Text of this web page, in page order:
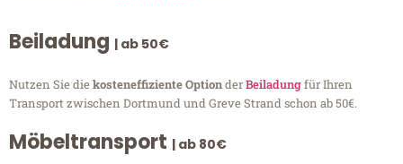
Beiladung | ab 50€
Nutzen Sie diekosteneffiziente OptionderBeiladungfür Ihren
Transport zwischen Dortmund und Greve Strand schon ab 50€.
Möbeltransport | ab 80€